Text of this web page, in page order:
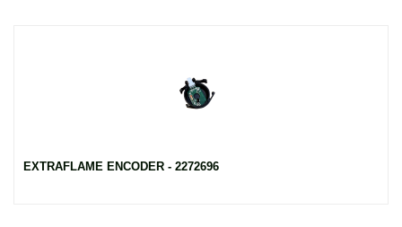
EXTRAFLAME ENCODER - 2272696